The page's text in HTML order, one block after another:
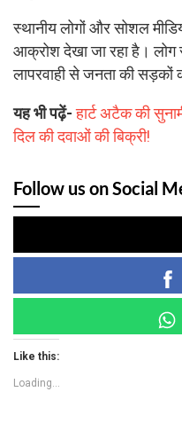
स्थानीय लोगों और सोशल
आक्रोश देखा जा रहा है।
लापरवाही से जनता की सड़कों
यह भी पढ़ें- हार्ट अटैक की
दिल की दवाओं की बिक्री!
Follow us on Social
Like this:
Loading...